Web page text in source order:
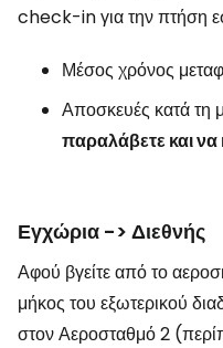
check-in για την πτήση
Μέσος χρόνος
Αποσκευές κατά τη
παραλάβετε και
Εγχώρια -> Διεθνής
Αφού βγείτε από το
μήκος του εξωτερικού
στον Αεροσταθμό 2